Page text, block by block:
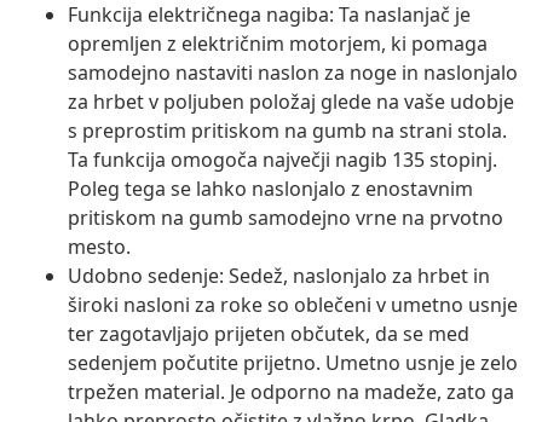
Funkcija električnega nagiba: Ta naslanjač je
opremljen z električnim motorjem, ki pomaga
samodejno nastaviti naslon za noge in naslonjalo
za hrbet v poljuben položaj glede na vaše udobje
s preprostim pritiskom na gumb na strani stola.
Ta funkcija omogoča največji nagib 135 stopinj.
Poleg tega se lahko naslonjalo z enostavnim
pritiskom na gumb samodejno vrne na prvotno
mesto.
Udobno sedenje: Sedež, naslonjalo za hrbet in
široki nasloni za roke so oblečeni v umetno usnje
ter zagotavljajo prijeten občutek, da se med
sedenjem počutite prijetno. Umetno usnje je zelo
trpežen material. Je odporno na madeže, zato ga